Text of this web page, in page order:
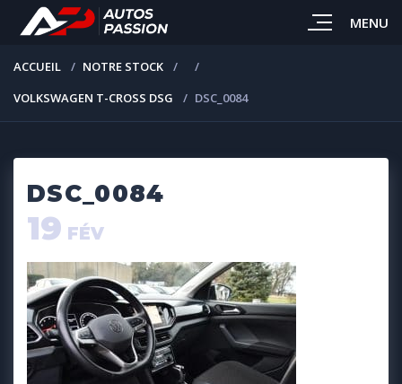
MENU
ACCUEIL
NOTRE STOCK
VOLKSWAGEN T-CROSS DSG
DSC_0084
DSC_0084
19 FÉV